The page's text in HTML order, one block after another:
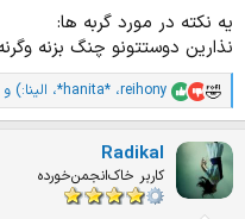
یه نکته در مورد گربه ها:
نذارین دوستتونو چنگ بزنه
م
ت
ی
ا
ز
reihony، *hanita*، الینا:) و 1 نفر دیگر
Radikal
کاربر خاک‌انجمن‌خورده